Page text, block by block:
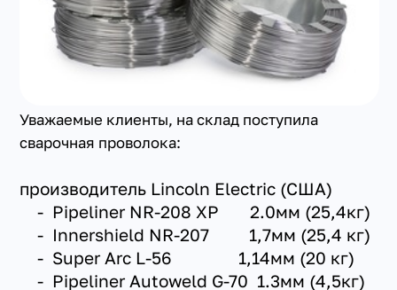
Уважаемые клиенты, на склад поступила
сварочная проволока:
производитель Lincoln Electric (США)
- Pipeliner NR-208 XP 2.0мм (25,4кг)
- Innershield NR-207 1,7мм (25,4 кг)
- Super Arc L-56 1,14мм (20 кг)
- Pipeliner Autoweld G-70 1.3мм (4,5кг)